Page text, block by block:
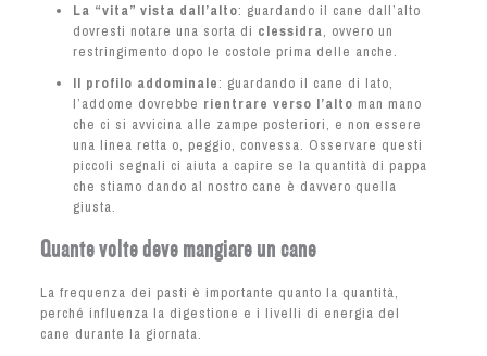
La “vita” vista dall’alto: guardando il cane dall’alto
dovresti notare una sorta di clessidra, ovvero un
restringimento dopo le costole prima delle anche.
Il profilo addominale: guardando il cane di lato,
l’addome dovrebbe rientrare verso l’alto man mano
che ci si avvicina alle zampe posteriori, e non essere
una linea retta o, peggio, convessa. Osservare questi
piccoli segnali ci aiuta a capire se la quantità di pappa
che stiamo dando al nostro cane è davvero quella
giusta.
Quante volte deve mangiare un cane
La frequenza dei pasti è importante quanto la quantità,
perché influenza la digestione e i livelli di energia del
cane durante la giornata.